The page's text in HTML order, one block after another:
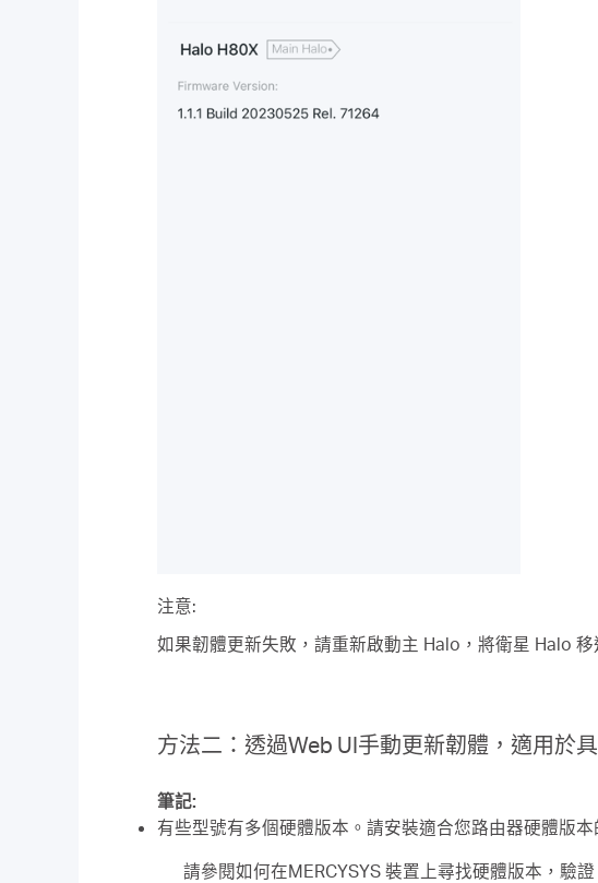
注意:
如果韌體更新失敗，請重新啟動主 Halo，將衛星 Halo
方法二：透過Web UI手動更新韌體，適用於
筆記:
有些型號有多個硬體版本。請安裝適合您路由器硬體版
請參閱如何在MERCYSYS 裝置上尋找硬體版本，驗